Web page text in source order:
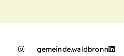
gemeinde.waldbronn